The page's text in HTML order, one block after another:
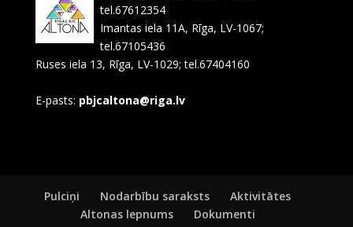
tel.67612354
Imantas iela 11A, Rīga, LV-1067;
tel.67105436
Ruses iela 13, Rīga, LV-1029; tel.67404160
E-pasts: pbjcaltona@riga.lv
Pulciņi Nodarbību saraksts
Aktivitātes
Altonas lepnums
Dokumenti